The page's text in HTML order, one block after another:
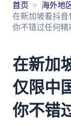
首页
海外地
在新加坡看抖音
你不错过任何精
在新加
仅限中
你不错